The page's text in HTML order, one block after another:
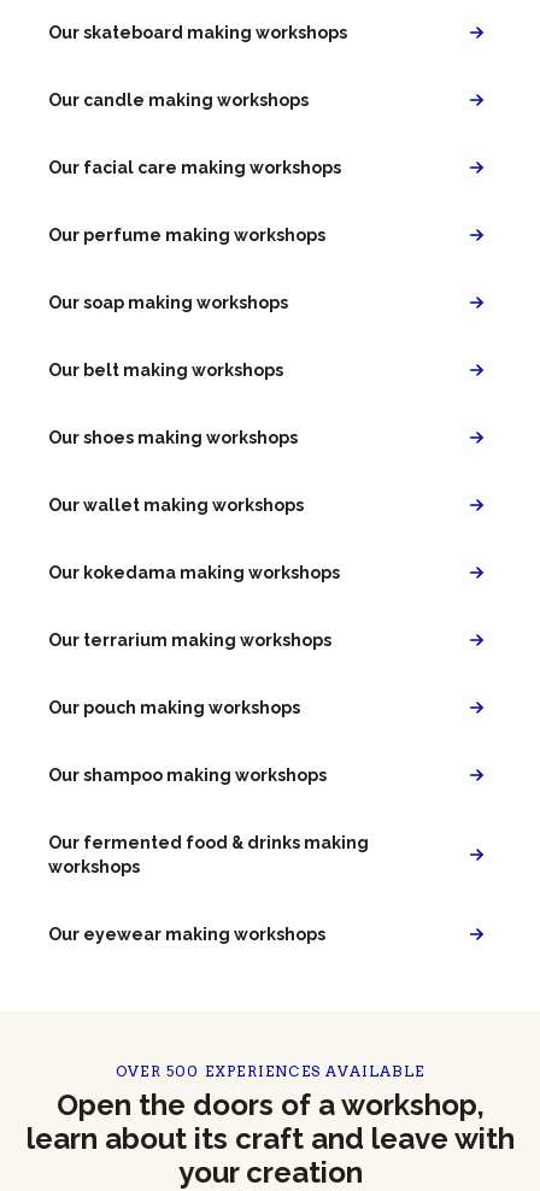
Our skateboard making workshops
Our candle making workshops
Our facial care making workshops
Our perfume making workshops
Our soap making workshops
Our belt making workshops
Our shoes making workshops
Our wallet making workshops
Our kokedama making workshops
Our terrarium making workshops
Our pouch making workshops
Our shampoo making workshops
Our fermented food & drinks making
workshops
Our eyewear making workshops
OVER 500 EXPERIENCES AVAILABLE
Open the doors of a workshop,
learn about its craft and leave with
your creation